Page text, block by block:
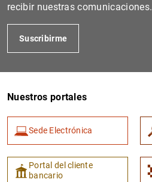
recibir nuestras comunicaciones.
Suscribirme
Nuestros portales
Sede Electrónica
Portal del cliente
bancario